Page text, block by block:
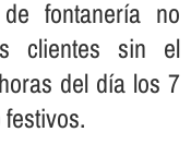
fontanerí­a no
clientes sin el
del dí­a los 7